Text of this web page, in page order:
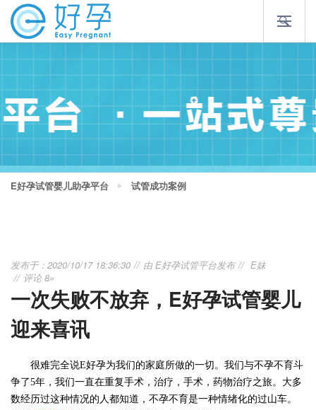
E好孕试管婴儿助孕平台 试管成功案例
发布于：2020/10/17 18:36:30 由E好孕试管平台发布
E妹
评论 8»
一次失败不放弃，E好孕试管婴儿
迎来喜讯
很难完全说E好孕为我们的家庭所做的一切。我们与不孕不育斗
争了5年，我们一直在重复手术，治疗，手术，药物治疗之旅。大多
数经历过这种情况的人都知道，不孕不育是一种情绪化的过山车。